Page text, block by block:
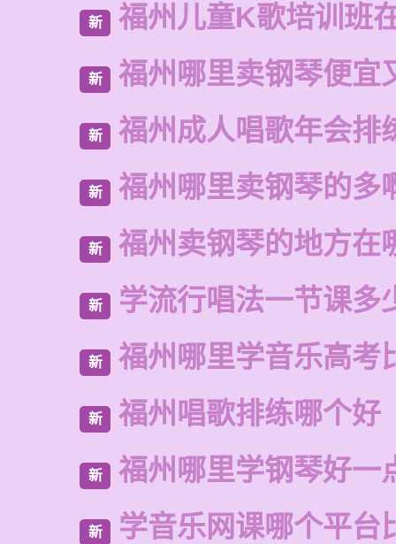
新 福州儿童K歌培训班
新 福州哪里卖钢琴便宜
新 福州成人唱歌年会排
新 福州哪里卖钢琴的多
新 福州卖钢琴的地方在
新 学流行唱法一节课多
新 福州哪里学音乐高考
新 福州唱歌排练哪个好
新 福州哪里学钢琴好一
新 学音乐网课哪个平台